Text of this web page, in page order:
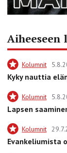
Kolumnit
Kyky nauttia
Kolumnit
Lapsen
Kolumnit
Evankeliumista